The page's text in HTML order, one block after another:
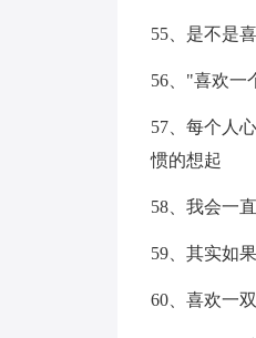
55、是不是
56、"喜欢一
57、每个人
惯的想起
58、我会一
59、其实如
60、喜欢一